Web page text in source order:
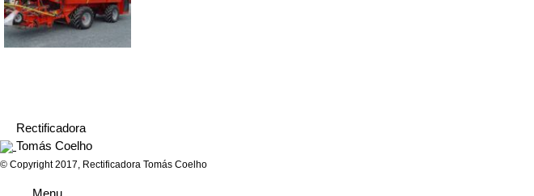
Rectificadora
Tomás Coelho
© Copyright 2017, Rectificadora Tomás Coelho
Menu